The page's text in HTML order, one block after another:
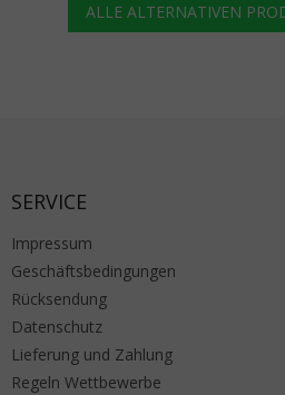
ALLE ALTERNATIVEN
SERVICE
Impressum
Geschäftsbedingungen
Rücksendung
Datenschutz
Lieferung und Zahlung
Regeln Wettbewerbe